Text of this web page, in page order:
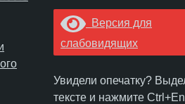
Версия для
слабовидящих
Увидели опечатку?
тексте и нажмите